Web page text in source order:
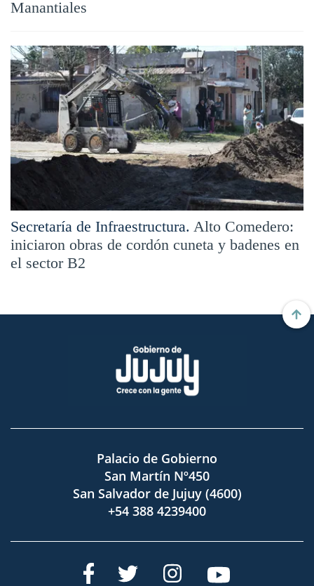
Manantiales
Secretaría de Infraestructura. Alto Comedero:
iniciaron obras de cordón cuneta y badenes en
el sector B2
Palacio de Gobierno
San Martín Nº450
San Salvador de Jujuy (4600)
+54 388 4239400